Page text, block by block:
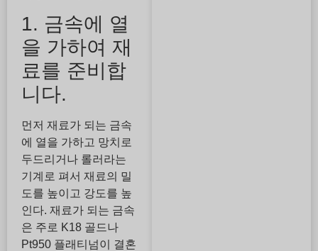
1. 금속에 열
을 가하여 재
료를 준비합
니다.
먼저 재료가 되는 금속
에 열을 가하고 망치로
두드리거나 롤러라는
기계로 펴서 재료의 밀
도를 높이고 강도를 높
인다. 재료가 되는 금속
은 주로 K18 골드나
Pt950 플래티넘이 결혼